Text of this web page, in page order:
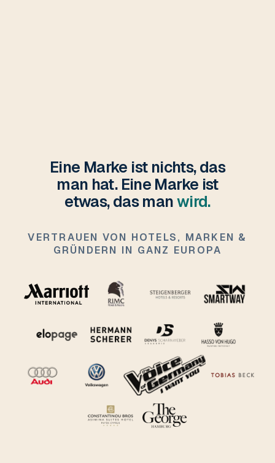
Eine Marke ist nichts, das
man hat. Eine Marke ist
etwas, das manwird.
VERTRAUEN VON HOTELS, MARKEN &
GRÜNDERN IN GANZ EUROPA